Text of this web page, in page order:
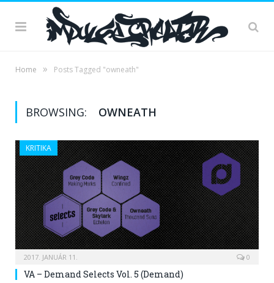
Home » Posts Tagged "owneath"
BROWSING: OWNEATH
KRITIKA
2017. JANUÁR 11. 0
VA – Demand Selects Vol. 5 (Demand)